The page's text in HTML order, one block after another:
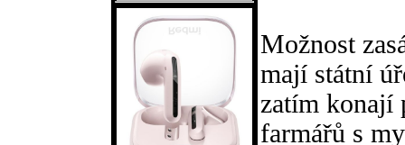
Možnost
mají státní
zatím konají
farmářů s